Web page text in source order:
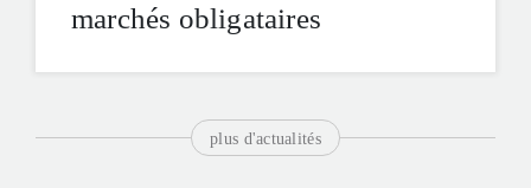
marchés obligataires
plus d'actualités